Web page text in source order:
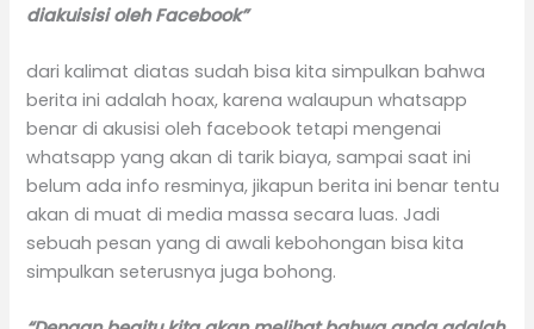
diakuisisi oleh Facebook”
dari kalimat diatas sudah bisa kita simpulkan bahwa
berita ini adalah hoax, karena walaupun whatsapp
benar di akusisi oleh facebook tetapi mengenai
whatsapp yang akan di tarik biaya, sampai saat ini
belum ada info resminya, jikapun berita ini benar tentu
akan di muat di media massa secara luas. Jadi
sebuah pesan yang di awali kebohongan bisa kita
simpulkan seterusnya juga bohong.